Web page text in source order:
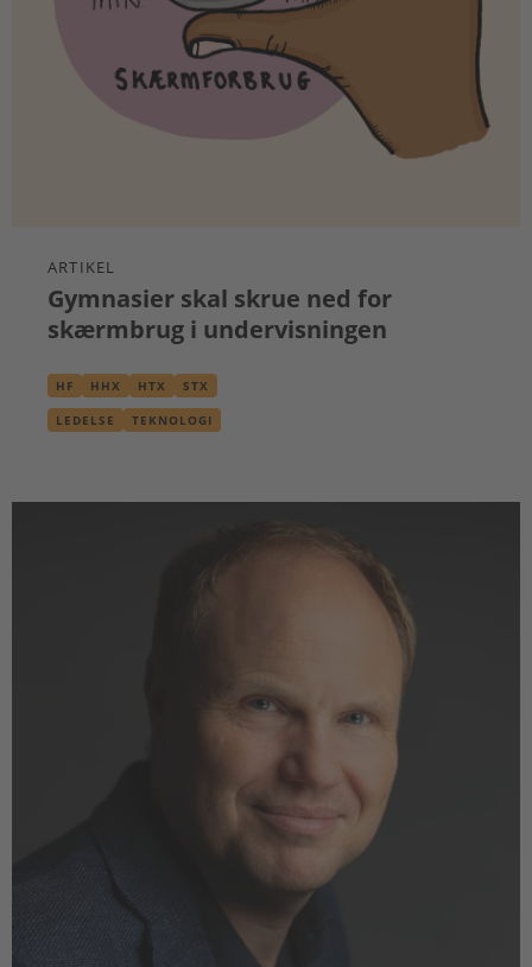
ARTIKEL
Gymnasier skal skrue ned for
skærmbrug i undervisningen
HF HHX HTX STX
LEDELSE TEKNOLOGI